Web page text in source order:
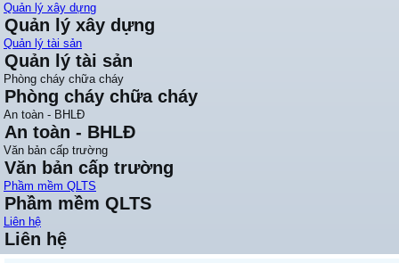
Quản lý xây dựng
Quản lý xây dựng
Quản lý tài sản
Quản lý tài sản
Phòng cháy chữa cháy
Phòng cháy chữa cháy
An toàn - BHLĐ
An toàn - BHLĐ
Văn bản cấp trường
Văn bản cấp trường
Phầm mềm QLTS
Phầm mềm QLTS
Liên hệ
Liên hệ